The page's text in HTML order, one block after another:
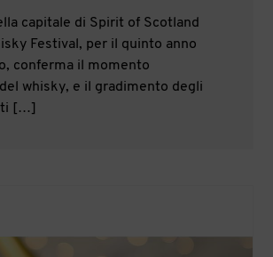
capitale di Spirit of Scotland
Festival, per il quinto anno
conferma il momento
whisky, e il gradimento degli
[…]